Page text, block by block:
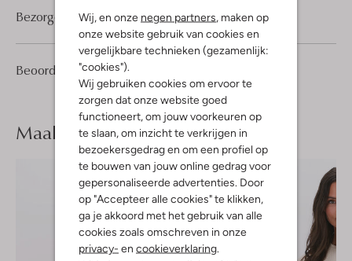
Wij, en onze negen partners , maken op
onze website gebruik van cookies en
vergelijkbare technieken (gezamenlijk:
"cookies").
Wij gebruiken cookies om ervoor te
zorgen dat onze website goed
functioneert, om jouw voorkeuren op
te slaan, om inzicht te verkrijgen in
bezoekersgedrag en om een profiel op
te bouwen van jouw online gedrag voor
gepersonaliseerde advertenties. Door
op "Accepteer alle cookies" te klikken,
ga je akkoord met het gebruik van alle
cookies zoals omschreven in onze
privacy- en cookieverklaring
Beoordelingen (1)
Sterren
Bezorgen & retourneren
Maak jelook compleet